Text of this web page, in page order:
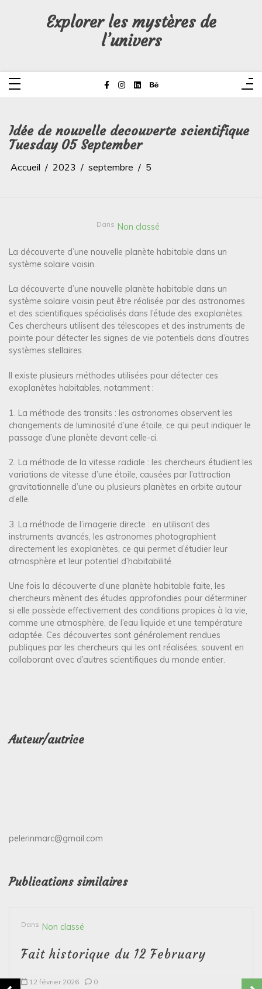
Explorer les mystères de
l’univers
Idée de nouvelle decouverte scientifique
Tuesday 05 September
Accueil 2023 septembre 5
Dans Non classé
La découverte d’une nouvelle planète habitable dans un
système solaire voisin.
La découverte d’une nouvelle planète habitable dans un
système solaire voisin peut être réalisée par des astronomes
et des scientifiques spécialisés dans l’étude des exoplanètes.
Ces chercheurs utilisent des télescopes et des instruments de
pointe pour détecter les signes de vie potentiels dans d’autres
systèmes stellaires.
Il existe plusieurs méthodes utilisées pour détecter ces
exoplanètes habitables, notamment :
1. La méthode des transits : les astronomes observent les
changements de luminosité d’une étoile, ce qui peut indiquer le
passage d’une planète devant celle-ci.
2. La méthode de la vitesse radiale : les chercheurs étudient les
variations de vitesse d’une étoile, causées par l’attraction
gravitationnelle d’une ou plusieurs planètes en orbite autour
d’elle.
3. La méthode de l’imagerie directe : en utilisant des
instruments avancés, les astronomes photographient
directement les exoplanètes, ce qui permet d’étudier leur
atmosphère et leur potentiel d’habitabilité.
Une fois la découverte d’une planète habitable faite, les
chercheurs mènent des études approfondies pour déterminer
si elle possède effectivement des conditions propices à la vie,
comme une atmosphère, de l’eau liquide et une température
adaptée. Ces découvertes sont généralement rendues
publiques par les chercheurs qui les ont réalisées, souvent en
collaborant avec d’autres scientifiques du monde entier.
Auteur/autrice
pelerinmarc@gmail.com
Publications similaires
Dans Non classé
Fait historique du 12 February
12 février 2026 0